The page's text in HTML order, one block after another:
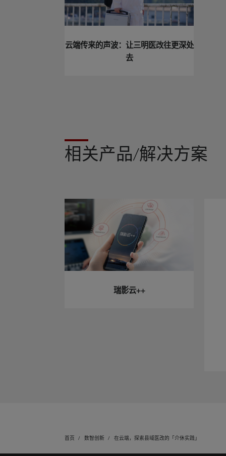
云端传来的声波：让三明医改往更深处
去
相关产品/解决方案
瑞影云++
首页 数智创新 在云端，探索县域医改的「介休实践」